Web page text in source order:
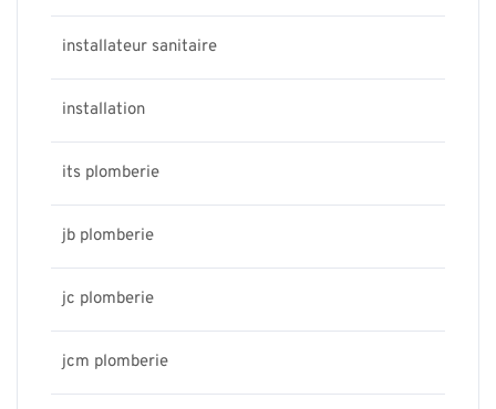
installateur sanitaire
installation
its plomberie
jb plomberie
jc plomberie
jcm plomberie